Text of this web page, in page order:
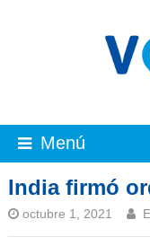
Menú
India firmó
octubre 1, 2021